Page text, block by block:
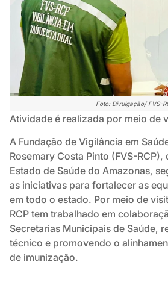
Foto: Divulgação/ FVS-
Atividade é realizada por meio de
A Fundação de Vigilância em
Rosemary Costa Pinto (FVS-RCP),
Estado de Saúde do Amazonas,
as iniciativas para fortalecer as
em todo o estado. Por meio de
RCP tem trabalhado em
Secretarias Municipais de Saúde,
técnico e promovendo o
de imunização.